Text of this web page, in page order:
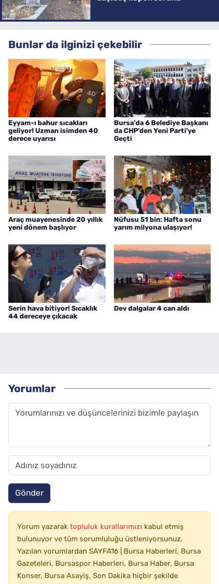
Bunlar da ilginizi çekebilir
Eyyam-ı bahur sıcakları
geliyor! Uzman isimden 40
derece uyarısı
Bursa'da 6 Belediye Başkanı
da CHP'den Yeni Parti'ye
Geçti
Araç muayenesinde 20 yıllık
yeni dönem başlıyor
Nüfusu 51 bin: Hafta sonu
yarım milyona ulaşıyor!
Serin hava bitiyor! Sıcaklık
44 dereceye çıkacak
Dev dalgalar 4 can aldı
Yorumlar
Gönder
Yorum yazarak topluluk kurallarımızı kabul etmiş
bulunuyor ve tüm sorumluluğu üstleniyorsunuz.
Yazılan yorumlardan SAYFA16 | Bursa Haberleri, Bursa
Gazeteleri, Bursaspor Haberleri, Bursa Haber, Bursa
Konser, Bursa Asayiş, Son Dakika hiçbir şekilde